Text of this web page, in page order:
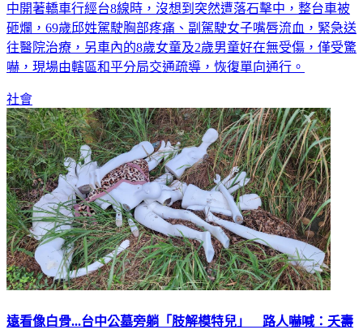
中開著轎車行經台8線時，沒想到突然遭落石擊中，整台車被
砸爛，69歲邱姓駕駛胸部疼痛、副駕駛女子嘴唇流血，緊急送
往醫院治療，另車內的8歲女童及2歲男童好在無受傷，僅受驚
嚇，現場由轄區和平分局交通疏導，恢復單向通行。
社會
遠看像白骨...台中公墓旁躺「肢解模特兒」 路人嚇喊：夭壽